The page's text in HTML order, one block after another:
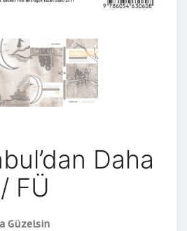
Daha
FÜ
Güzelsin